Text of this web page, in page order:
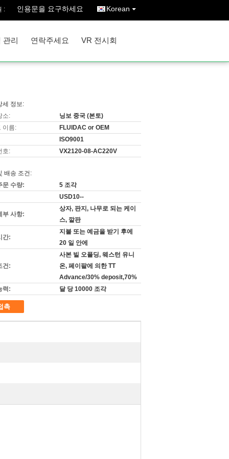
: 인용문을 요구하세요 Korean
관리 연락주세요 VR 전시회
세 정보:
소:
닝보 중국 (본토)
이름:
FLUIDAC or OEM
ISO9001
호:
VX2120-08-AC220V
배송 조건:
문 수량:
5 조각
USD10--
부 사항:
상자, 판지, 나무로 되는 케이
스, 깔판
간:
지불 또는 예금을 받기 후에
20 일 안에
건:
사본 빌 오플딩, 웨스턴 유니
온, 페이팔에 의한 TT
Advance/30% deposit,70%
력:
달 당 10000 조각
촉